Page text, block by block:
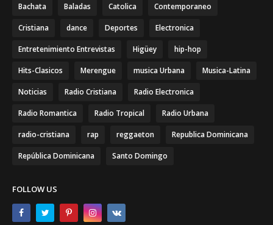
Bachata Baladas Catolica Contemporaneo
Cristiana dance Deportes Electronica
Entretenimiento Entrevistas Higüey hip-hop
Hits-Clasicos Merengue musica Urbana Musica-Latina
Noticias Radio Cristiana Radio Electronica
Radio Romantica Radio Tropical Radio Urbana
radio-cristiana rap reggaeton Republica Dominicana
República Dominicana Santo Domingo
FOLLOW US